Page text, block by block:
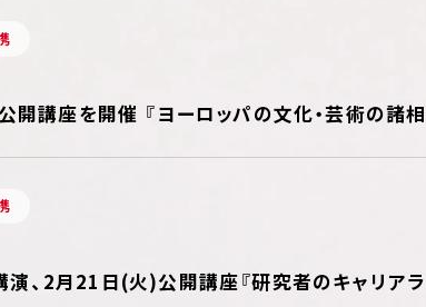
講座を開催 『ヨーロッパの文化・芸術の諸相
、2月21日(火)公開講座『研究者のキャリアラ